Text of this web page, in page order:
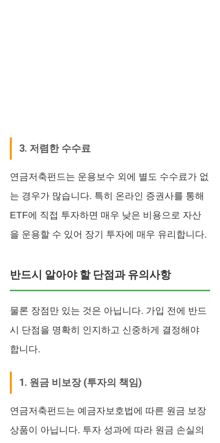
3. 저렴한 수수료
연금저축펀드는 운용보수 외에 별도 수수료가 없
는 경우가 많습니다. 특히 온라인 증권사를 통해
ETF에 직접 투자하면 매우 낮은 비용으로 자산
을 운용할 수 있어 장기 투자에 매우 유리합니다.
반드시 알아야 할 단점과 유의사항
물론 장점만 있는 것은 아닙니다. 가입 전에 반드
시 단점을 명확히 인지하고 신중하게 결정해야
합니다.
1. 원금 비보장 (투자의 책임)
연금저축펀드는 예금자보호법에 따른 원금 보장
상품이 아닙니다. 투자 성과에 따라 원금 손실의